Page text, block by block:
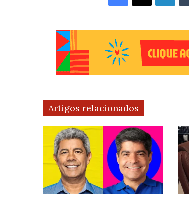
Artigos relacionados